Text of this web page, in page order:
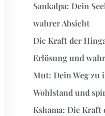
Sankalpa: Dein
wahrer Absicht
Die Kraft der
Erlösung und
Mut: Dein Weg zu
Wohlstand und
Kshama: Die Kraft